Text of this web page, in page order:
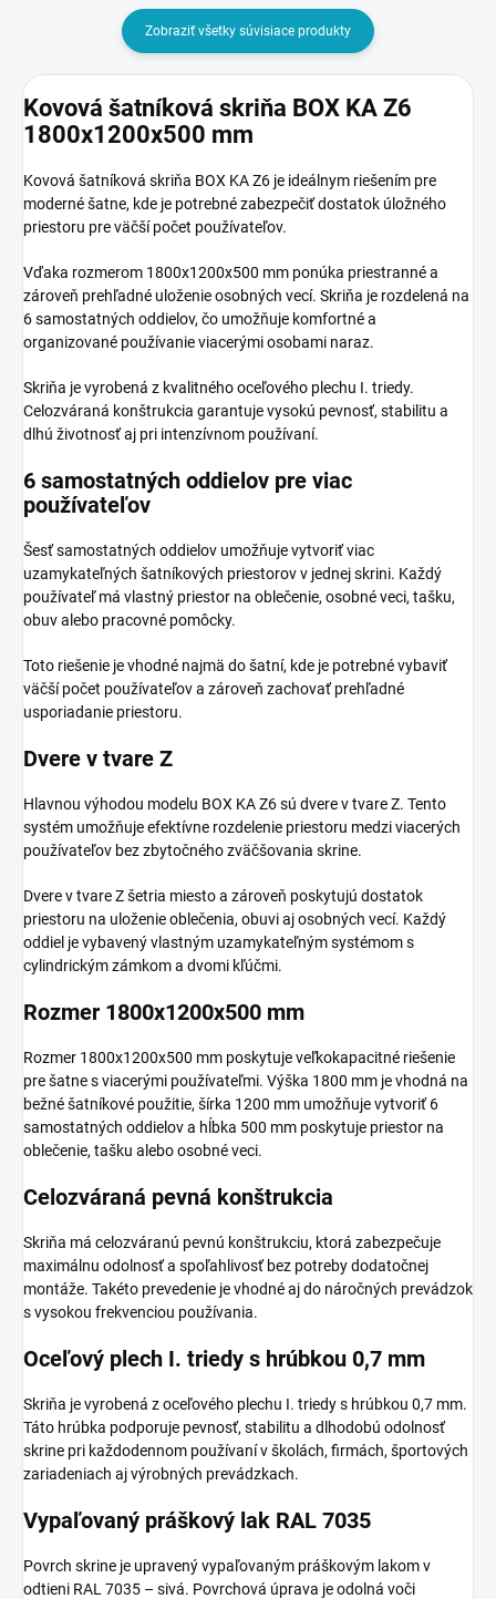
Zobraziť všetky súvisiace produkty
Kovová šatníková skriňa BOX KA Z6
1800x1200x500 mm
Kovová šatníková skriňa BOX KA Z6 je ideálnym riešením pre
moderné šatne, kde je potrebné zabezpečiť dostatok úložného
priestoru pre väčší počet používateľov.
Vďaka rozmerom 1800x1200x500 mm ponúka priestranné a
zároveň prehľadné uloženie osobných vecí. Skriňa je rozdelená na
6 samostatných oddielov, čo umožňuje komfortné a
organizované používanie viacerými osobami naraz.
Skriňa je vyrobená z kvalitného oceľového plechu I. triedy.
Celozváraná konštrukcia garantuje vysokú pevnosť, stabilitu a
dlhú životnosť aj pri intenzívnom používaní.
6 samostatných oddielov pre viac
používateľov
Šesť samostatných oddielov umožňuje vytvoriť viac
uzamykateľných šatníkových priestorov v jednej skrini. Každý
používateľ má vlastný priestor na oblečenie, osobné veci, tašku,
obuv alebo pracovné pomôcky.
Toto riešenie je vhodné najmä do šatní, kde je potrebné vybaviť
väčší počet používateľov a zároveň zachovať prehľadné
usporiadanie priestoru.
Dvere v tvare Z
Hlavnou výhodou modelu BOX KA Z6 sú dvere v tvare Z. Tento
systém umožňuje efektívne rozdelenie priestoru medzi viacerých
používateľov bez zbytočného zväčšovania skrine.
Dvere v tvare Z šetria miesto a zároveň poskytujú dostatok
priestoru na uloženie oblečenia, obuvi aj osobných vecí. Každý
oddiel je vybavený vlastným uzamykateľným systémom s
cylindrickým zámkom a dvomi kľúčmi.
Rozmer 1800x1200x500 mm
Rozmer 1800x1200x500 mm poskytuje veľkokapacitné riešenie
pre šatne s viacerými používateľmi. Výška 1800 mm je vhodná na
bežné šatníkové použitie, šírka 1200 mm umožňuje vytvoriť 6
samostatných oddielov a hĺbka 500 mm poskytuje priestor na
oblečenie, tašku alebo osobné veci.
Celozváraná pevná konštrukcia
Skriňa má celozváranú pevnú konštrukciu, ktorá zabezpečuje
maximálnu odolnosť a spoľahlivosť bez potreby dodatočnej
montáže. Takéto prevedenie je vhodné aj do náročných prevádzok
s vysokou frekvenciou používania.
Oceľový plech I. triedy s hrúbkou 0,7 mm
Skriňa je vyrobená z oceľového plechu I. triedy s hrúbkou 0,7 mm.
Táto hrúbka podporuje pevnosť, stabilitu a dlhodobú odolnosť
skrine pri každodennom používaní v školách, firmách, športových
zariadeniach aj výrobných prevádzkach.
Vypaľovaný práškový lak RAL 7035
Povrch skrine je upravený vypaľovaným práškovým lakom v
odtieni RAL 7035 – sivá. Povrchová úprava je odolná voči